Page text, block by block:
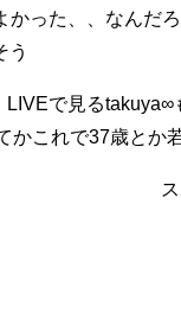
かった、、なんだ
う
LIVEで見る
かこれで37歳とか